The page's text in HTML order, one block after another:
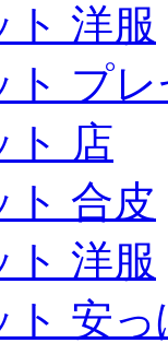
ト 洋服
ト プ
ト 店
ト 合皮
ト 洋服
ト 安